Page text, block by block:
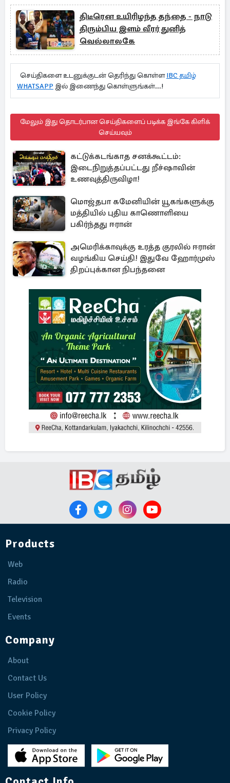
திடீரென உயிரிழந்த தந்தை - நாடு
திரும்பிய இளம் வீரர் துனித்
வெல்லாலகே
செய்திகளை உடனுக்குடன் தெரிந்து கொள்ளIBC தமிழ்
WHATSAPP இல் இணைந்து கொள்ளுங்கள்...!
மேலும் இது தொடர்பான செய்திகளைப் படிக்க இங்கே கிளிக்
செய்யவும்
கட்டுக்கடங்காத சனக்கூட்டம்:
இடைநிறுத்தப்பட்டது றீச்ஷாவின்
உணவுத்திருவிழா!
மொஜ்தபா கமேனியின் யூகங்களுக்கு
மத்தியில் புதிய காணொளியை
பகிர்ந்தது ஈரான்
அமெரிக்காவுக்கு உரத்த குரலில் ஈரான்
வழங்கிய செய்தி! இதுவே ஹோர்முஸ்
திறப்புக்கான நிபந்தனை
Products
Web
Radio
Television
Events
Company
About
Contact Us
User Policy
Cookie Policy
Privacy Policy